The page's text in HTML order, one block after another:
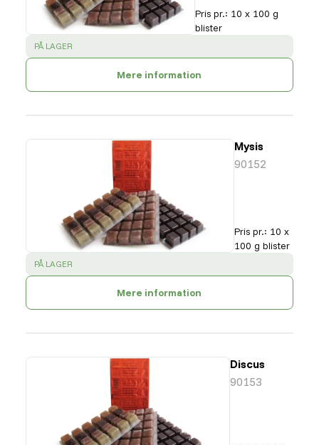
Pris pr.: 10 x 100 g
blister
SUCCESS
PÅ LAGER
Mere information
Mysis
90152
Pris pr.: 10 x
100 g blister
SUCCESS
PÅ LAGER
Mere information
Discus
90153